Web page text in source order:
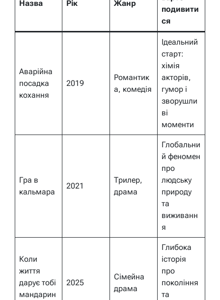
Назва Рік Жанр
подивити
ся
Аварійна
посадка
кохання
2019
Романтик
а, комедія
Ідеальний
старт:
хімія
акторів,
гумор і
зворушли
ві
моменти
Гра в
кальмара
2021
Трилер,
драма
Глобальни
й феномен
про
людську
природу
та
виживанн
я
Коли
життя
дарує тобі
мандарин
2025
Сімейна
драма
Глибока
історія
про
покоління
та